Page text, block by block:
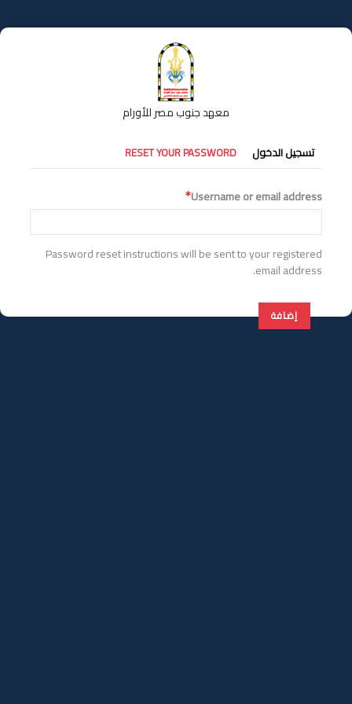
إلى
المحتوى
معهد جنوب مصر للأورام
التبويبات
الأساسية
تسجيل الدخول RESET YOUR PASSWORD
Username or email address
Password reset instructions will be sent to your registered
email address.